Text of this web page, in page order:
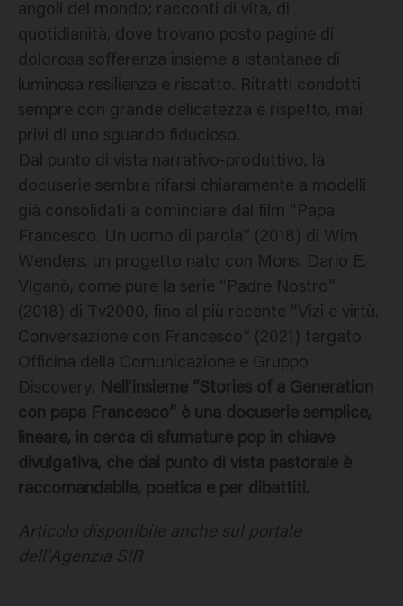
angoli del mondo; racconti di vita, di
quotidianità, dove trovano posto pagine di
dolorosa sofferenza insieme a istantanee di
luminosa resilienza e riscatto. Ritratti condotti
sempre con grande delicatezza e rispetto, mai
privi di uno sguardo fiducioso.
Dal punto di vista narrativo-produttivo, la
docuserie sembra rifarsi chiaramente a modelli
già consolidati a cominciare dal film “Papa
Francesco. Un uomo di parola” (2018) di Wim
Wenders, un progetto nato con Mons. Dario E.
Viganò, come pure la serie “Padre Nostro”
(2018) di Tv2000, fino al più recente “Vizi e virtù.
Conversazione con Francesco” (2021) targato
Officina della Comunicazione e Gruppo
Discovery. Nell’insieme “Stories of a Generation
con papa Francesco” è una docuserie semplice,
lineare, in cerca di sfumature pop in chiave
divulgativa, che dal punto di vista pastorale è
raccomandabile, poetica e per dibattiti.
Articolo disponibile anche sul portale
dell’Agenzia SIR